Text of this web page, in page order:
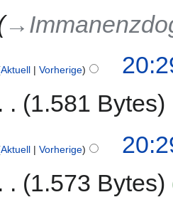
Aktuell Vorherige
1.581 Bytes
Aktuell Vorherige
1.573 Bytes